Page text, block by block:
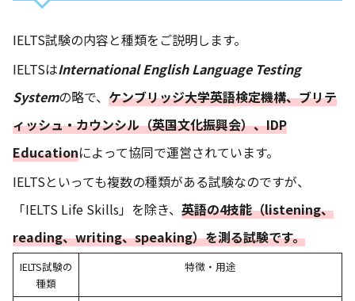
IELTS試験の内容と種類をご説明します。
IELTSはInternational English Language Testing
Systemの略で、 ケンブリッジ大学英語検定機構、ブリテ
ィッシュ・カウンシル（英国文化振興会）、IDP
Educationによって協同で運営されています。
IELTSといっても複数の種類がある試験なのですが、
「IELTS Life Skills」を除き、 英語の4技能（listening、
reading、writing、speaking）を測る試験です。
IELTS試験の
種類
特徴・用途